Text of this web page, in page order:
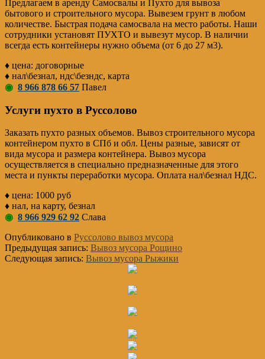
Предлагаем в аренду Самосвалы и Пухто для вывоза
бытового и строительного мусора. Вывезем грунт в любом
количестве. Быстрая подача самосвала на место работы. Наши
сотрудники установят ПУХТО и вывезут мусор. В наличии
всегда есть контейнеры нужно объема (от 6 до 27 м3).
♦ цена: договорные
♦ нал\безнал, ндс\безндс, карта
◉ 8 966 878 66 57 Павел
Услуги пухто в Руссолово
Заказать пухто разных объемов. Вывоз строительного мусора
контейнером пухто в СПб и обл. Цены разные, зависят от
вида мусора и размера контейнера. Вывоз мусора
осуществляется в специально предназначенные для этого
места и пункты переработки мусора. Оплата нал\безнал НДС.
♦ цена: 1000 руб
♦ нал, на карту, безнал
◉ 8 966 929 62 92 Слава
Опубликовано в Руссолово вывоз мусора
Предыдущая запись: Вывоз мусора Рощино
Следующая запись: Вывоз мусора Рыжики